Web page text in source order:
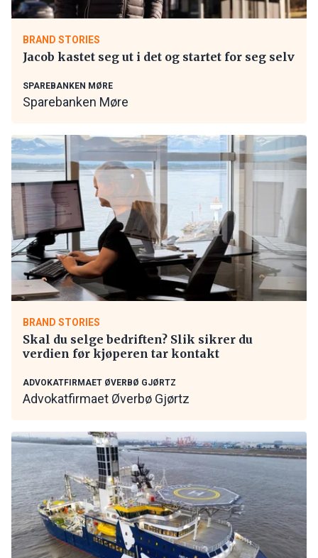
BRAND STORIES
Jacob kastet seg ut i det og startet for seg selv
SPAREBANKEN MØRE
Sparebanken Møre
BRAND STORIES
Skal du selge bedriften? Slik sikrer du
verdien før kjøperen tar kontakt
ADVOKATFIRMAET ØVERBØ GJØRTZ
Advokatfirmaet Øverbø Gjørtz